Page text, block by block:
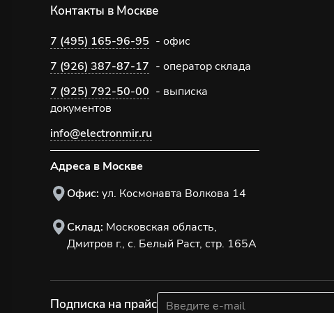
Контакты в Москве
7 (495) 165-96-95 - офис
7 (926) 387-87-17 - оператор склада
7 (925) 792-50-00 - выписка
документов
info@electronmir.ru
Адреса в Москве
Офис: ул. Космонавта Волкова 14
Склад: Московская область,
Дмитров г., с. Белый Раст, стр. 165А
Подписка на прайс